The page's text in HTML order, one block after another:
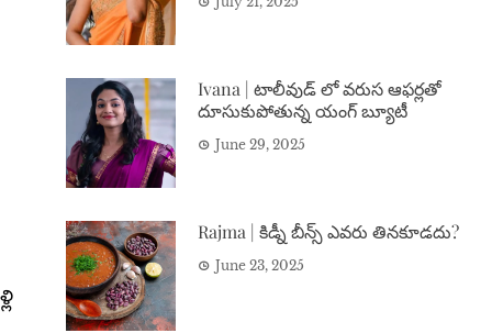
Ivana | టాలీవుడ్ లో వరుస ఆఫర్లతో
దూసుకుపోతున్న యంగ్ బ్యూటీ
June 29, 2025
Rajma | కిడ్నీ బీన్స్ ఎవరు తినకూడదు?
June 23, 2025